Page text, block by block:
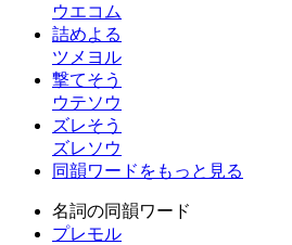
ウエコム
詰めよる
ツメヨル
撃てそう
ウテソウ
ズレそう
ズレソウ
同韻ワードをもっと見る
名詞の同韻ワード
プレモル